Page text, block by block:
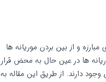
و از بین بردن موریانه ها
ها در عین حال به محض قرار
دارند. از طریق این مقاله به